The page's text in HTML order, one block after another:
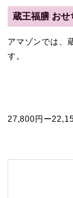
蔵王福膳 おせ
アマゾンでは、
す。
27,800円ー